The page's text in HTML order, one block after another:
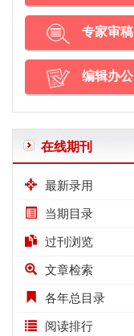
专家审稿
编辑办公
在线期刊
最新录用
当期目录
过刊浏览
文章检索
各年总目录
阅读排行